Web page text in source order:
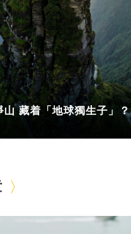
山 藏着「地球獨生子」？